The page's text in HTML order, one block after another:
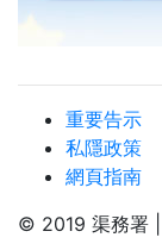
重要告示
私隱政策
網頁指南
© 2019 渠務署